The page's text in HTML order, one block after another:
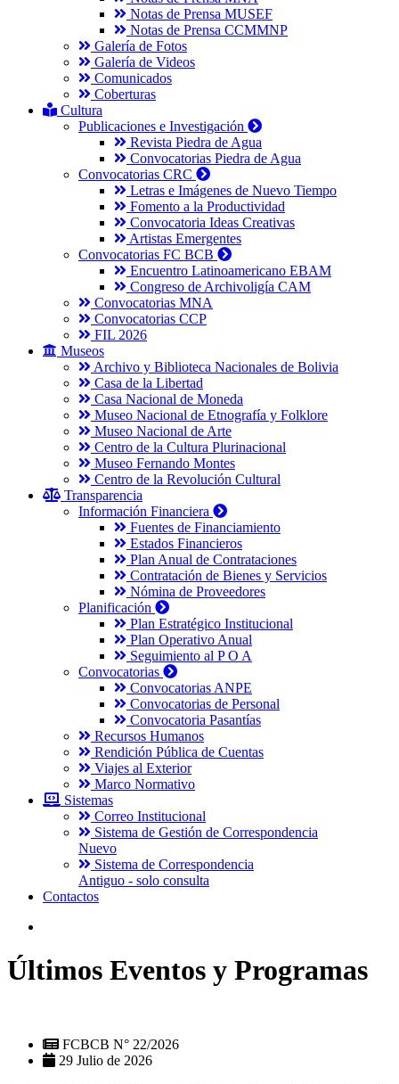
Notas de Prensa MUSEF
Notas de Prensa CCMMNP
Galería de Fotos
Galería de Videos
Comunicados
Coberturas
Cultura
Publicaciones e Investigación
Revista Piedra de Agua
Convocatorias Piedra de Agua
Convocatorias CRC
Letras e Imágenes de Nuevo Tiempo
Fomento a la Productividad
Convocatoria Ideas Creativas
Artistas Emergentes
Convocatorias FC BCB
Encuentro Latinoamericano EBAM
Congreso de Archivoligía CAM
Convocatorias MNA
Convocatorias CCP
FIL 2026
Museos
Archivo y Biblioteca Nacionales de Bolivia
Casa de la Libertad
Casa Nacional de Moneda
Museo Nacional de Etnografía y Folklore
Museo Nacional de Arte
Centro de la Cultura Plurinacional
Museo Fernando Montes
Centro de la Revolución Cultural
Transparencia
Información Financiera
Fuentes de Financiamiento
Estados Financieros
Plan Anual de Contrataciones
Contratación de Bienes y Servicios
Nómina de Proveedores
Planificación
Plan Estratégico Institucional
Plan Operativo Anual
Seguimiento al P O A
Convocatorias
Convocatorias ANPE
Convocatorias de Personal
Convocatoria Pasantías
Recursos Humanos
Rendición Pública de Cuentas
Viajes al Exterior
Marco Normativo
Sistemas
Correo Institucional
Sistema de Gestión de Correspondencia
Nuevo
Sistema de Correspondencia
Antiguo - solo consulta
Contactos
Últimos Eventos y Programas
FCBCB N° 22/2026
29 Julio de 2026